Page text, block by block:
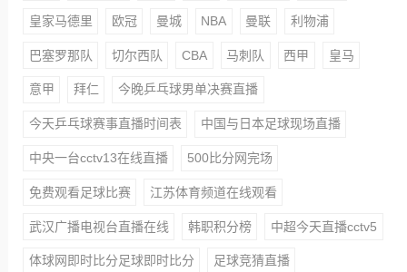
皇家马德里 欧冠 曼城 NBA 曼联 利物浦
巴塞罗那队 切尔西队 CBA 马刺队 西甲 皇马
意甲 拜仁 今晚乒乓球男单决赛直播
今天乒乓球赛事直播时间表 中国与日本足球现场直播
中央一台cctv13在线直播 500比分网完场
免费观看足球比赛 江苏体育频道在线观看
武汉广播电视台直播在线 韩职积分榜 中超今天直播cctv5
体球网即时比分足球即时比分 足球竞猜直播